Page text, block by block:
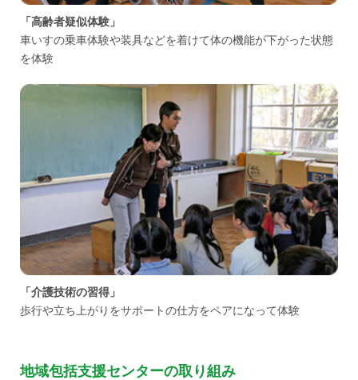
「高齢者疑似体験」
車いすの乗車体験や装具などを着けて体の機能が下がった状態
を体験
「介護技術の習得」
歩行や立ち上がりをサポートの仕方をペアになって体験
地域包括支援センターの取り組み